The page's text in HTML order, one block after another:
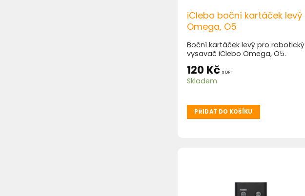
iClebo boční kartáček levý
Omega, O5
Boční kartáček levý pro robotický
vysavač iClebo Omega, O5.
120 Kč s DPH
Skladem
PŘIDAT DO KOŠÍKU